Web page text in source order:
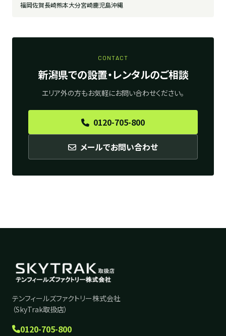
福岡佐賀長崎熊本大分宮崎鹿児島沖縄
CONTACT
新潟県での設置・レンタルのご相談
エリア外の方もお気軽にお問い合わせください。
0120-705-800
メールでお問い合わせ
テンフィールズファクトリー株式会社
（SkyTrak取扱店）
0120-705-800